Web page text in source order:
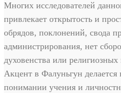
Многих исследователей
привлекает открытость и
обрядов, поклонений, свода
администрирования, нет
духовенства или
Акцент в Фалуньгун делается
понимании учения и